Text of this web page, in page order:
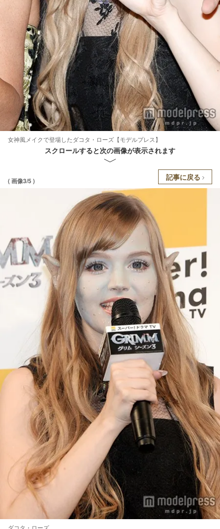
女神風メイクで登場したダコタ・ローズ【モデルプレス】
スクロールすると次の画像が表示されます
( 画像3/5 ) 記事に戻る
ダコタ・ローズ